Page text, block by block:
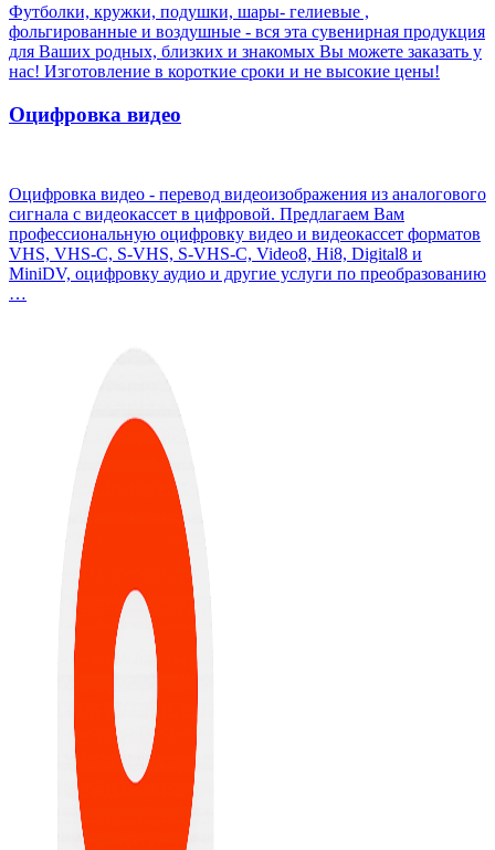
Футболки, кружки, подушки, шары- гелиевые ,
фольгированные и воздушные - вся эта сувенирная продукция
для Ваших родных, близких и знакомых Вы можете заказать у
нас! Изготовление в короткие сроки и не высокие цены!
Оцифровка видео
Оцифровка видео - перевод видеоизображения из аналогового
сигнала с видеокассет в цифровой. Предлагаем Вам
профессиональную оцифровку видео и видеокассет форматов
VHS, VHS-С, S-VHS, S-VHS-C, Video8, Hi8, Digital8 и
MiniDV, оцифровку аудио и другие услуги по преобразованию
…